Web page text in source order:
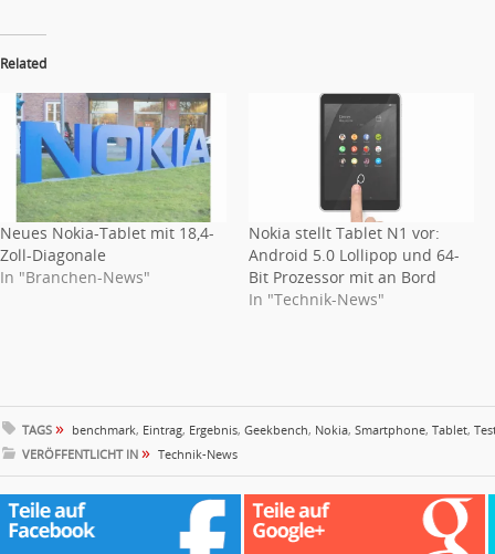
Related
Neues Nokia-Tablet mit 18,4-
Zoll-Diagonale
In "Branchen-News"
Nokia stellt Tablet N1 vor:
Android 5.0 Lollipop und 64-
Bit Prozessor mit an Bord
In "Technik-News"
TAGS » benchmark, Eintrag, Ergebnis, Geekbench, Nokia, Smartphone, Tablet,
VERÖFFENTLICHT IN » Technik-News